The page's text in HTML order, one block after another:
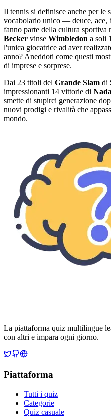
Il tennis si definisce anche per le
vocabolario unico — deuce, ace,
fanno parte della cultura sportiva
Becker vinse Wimbledon a soli
l'unica giocatrice ad aver
anno? Aneddoti come questi
di imprese e sorprese.
Dai 23 titoli del Grande Slam di
impressionanti 14 vittorie di
smette di stupirci generazione
nuovi prodigi e rivalità che
mondo.
La piattaforma quiz multilingue
con altri e impara ogni giorno.
Piattaforma
Tutti i quiz
Categorie
Quiz casuale